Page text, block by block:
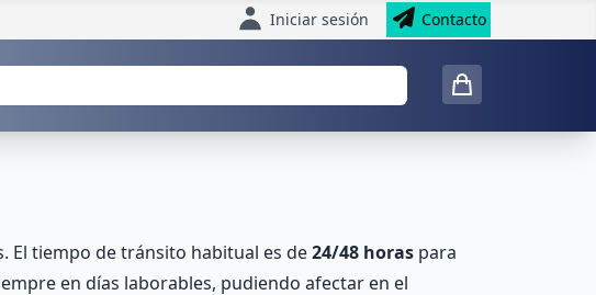
Iniciar sesión Contacto
El tiempo de tránsito habitual es de24/48 horas para
en días laborables, pudiendo afectar en el